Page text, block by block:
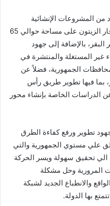
من المشروعات الإنشائية
القومية، خاصةً مخطط زراعة أشجار الزيتون على مساحة حوالي 65
بالإضافة إلى جهود
غير المستغلة والمنتشرة في
الجمهورية، فضلاً عن
بما فيها تطوير طريق رأس
الدراسات الخاصة بإنشاء محور
تطوير ورفع كفاءة الطرق
علي مستوي الجمهورية والتي
الي تحقيق سهولة ويسر الحركة
المرورية وحل مشكلة
والانطباع الجديد لشبكة
بها الدولة.